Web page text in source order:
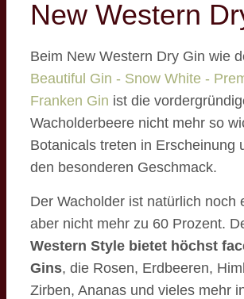
New Western
Beim New Western Dry Gin wie
Beautiful Gin - Snow White -
Franken Gin ist die
Wacholderbeere nicht mehr so
Botanicals treten in Erscheinung
den besonderen Geschmack.
Der Wacholder ist natürlich noch
aber nicht mehr zu 60 Prozent.
Western Style bietet höchst
Gins, die Rosen, Erdbeeren,
Zirben, Ananas und vieles mehr